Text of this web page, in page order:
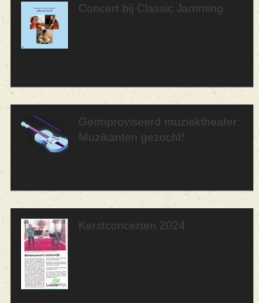
Concert bij Classic Jamming
Geïmproviseerd muziektheater:
Muzikanten gezocht!
Kerstconcerten 2024